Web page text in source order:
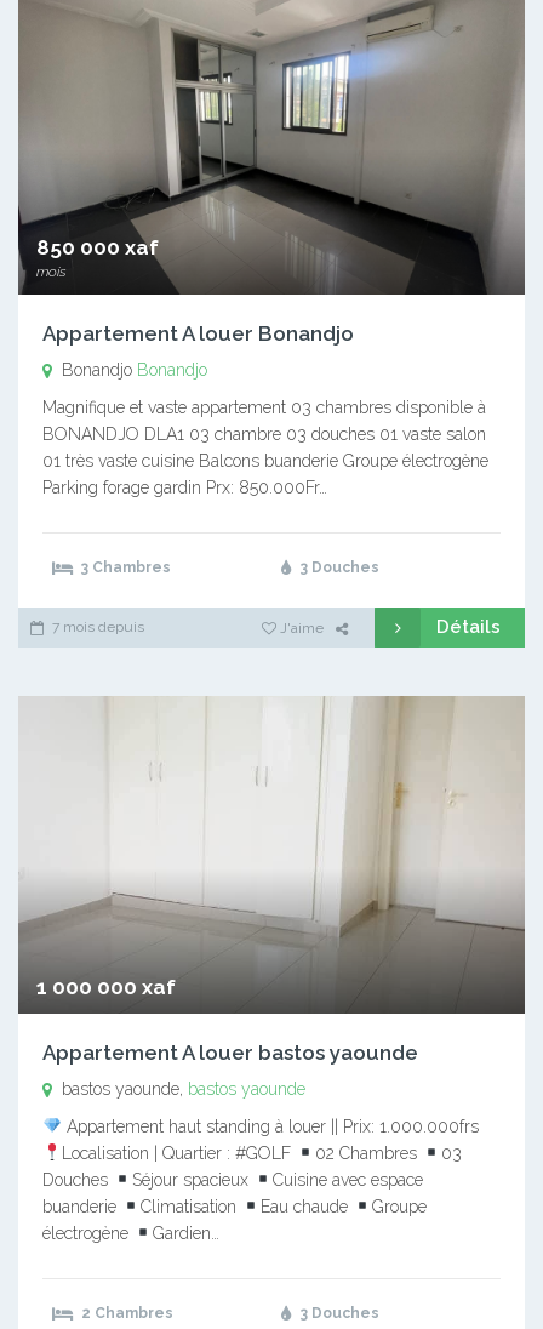
850 000 xaf
mois
Appartement A louer Bonandjo
Bonandjo Bonandjo
Magnifique et vaste appartement 03 chambres disponible à
BONANDJO DLA1 03 chambre 03 douches 01 vaste salon
01 très vaste cuisine Balcons buanderie Groupe électrogène
Parking forage gardin Prx: 850.000Fr…
3 Chambres 3 Douches
7 mois depuis J'aime Détails
1 000 000 xaf
Appartement A louer bastos yaounde
bastos yaounde, bastos yaounde
Appartement haut standing à louer || Prix: 1.000.000frs
Localisation | Quartier : #GOLF
02 Chambres
03
Douches
Séjour spacieux
Cuisine avec espace
buanderie
Climatisation Eau chaude
Groupe
électrogène
Gardien…
2 Chambres 3 Douches